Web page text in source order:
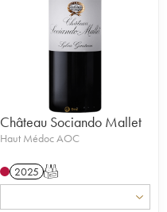
Château Sociando Mallet
Haut Médoc AOC
2025 T